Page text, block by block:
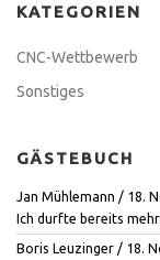
KATEGORIEN
CNC-Wettbewerb
Sonstiges
GÄSTEBUCH
Jan Mühlemann / 18.
Ich durfte bereits
Boris Leuzinger / 18.